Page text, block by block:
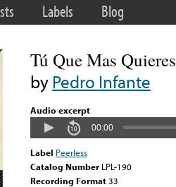
Labels Blog
Tú Que Mas Quieres
byPedro Infante
Audio excerpt
00:00
Label Peerless
Catalog Number LPL-190
Recording Format33